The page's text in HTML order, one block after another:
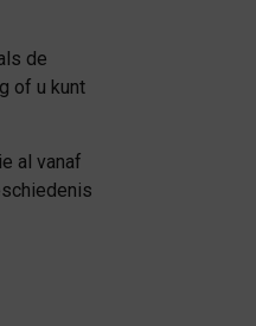
de
of u kunt
al vanaf